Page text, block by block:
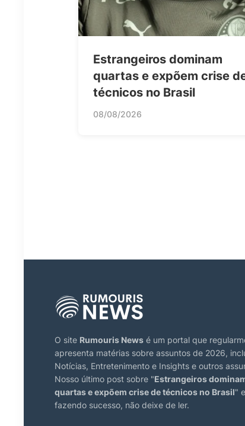
Estrangeiros dominam
quartas e expõem crise
técnicos no Brasil
08/08/2026
O site Rumouris News é um portal que
apresenta matérias sobre assuntos de 2026,
Notícias, Entretenimento e Insights e outros
Nosso último post sobre "Estrangeiros
quartas e expõem crise de técnicos no Brasil"
fazendo sucesso, não deixe de ler.